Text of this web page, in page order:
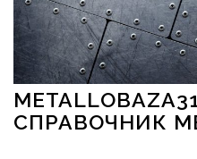
Перейти к содержимому
СПРАВОЧНИК